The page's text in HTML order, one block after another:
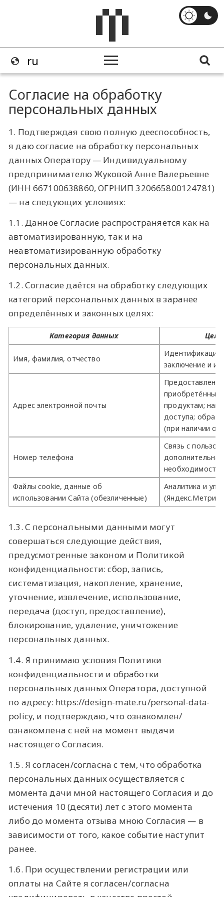
Согласие на обработку
персональных данных
1. Подтверждая свою полную дееспособность,
я даю согласие на обработку персональных
данных Оператору — Индивидуальному
предпринимателю Жуковой Анне Валерьевне
(ИНН 667100638860, ОГРНИП 320665800124781)
— на следующих условиях:
1.1. Данное Согласие распространяется как на
автоматизированную, так и на
неавтоматизированную обработку
персональных данных.
1.2. Согласие даётся на обработку следующих
категорий персональных данных в заранее
определённых и законных целях:
Категория данных
Имя, фамилия, отчество
Идентификация
заключение и
Адрес электронной почты
продуктам;
доступа;
(при наличии
Номер телефона
Связь с
необходимости
Файлы cookie, данные об
использовании Сайта (обезличенные)
Аналитика и
1.3. С персональными данными могут
совершаться следующие действия,
предусмотренные законом и Политикой
конфиденциальности: сбор, запись,
систематизация, накопление, хранение,
уточнение, извлечение, использование,
передача (доступ, предоставление),
блокирование, удаление, уничтожение
персональных данных.
1.4. Я принимаю условия Политики
конфиденциальности и обработки
персональных данных Оператора, доступной
по адресу: https://design-mate.ru/personal-data-
policy, и подтверждаю, что ознакомлен/
ознакомлена с ней на момент выдачи
настоящего Согласия.
1.5. Я согласен/согласна с тем, что обработка
персональных данных осуществляется с
момента дачи мной настоящего Согласия и до
истечения 10 (десяти) лет с этого момента
либо до момента отзыва мною Согласия — в
зависимости от того, какое событие наступит
ранее.
1.6. При осуществлении регистрации или
оплаты на Сайте я согласен/согласна